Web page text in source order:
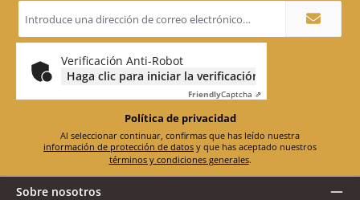
de
correo
electrónico
Verificación Anti-Robot
Haga clic para iniciar la verificación
FriendlyCaptcha ⇗
Política de privacidad
información de protección de datos
términos y condiciones generales.
Sobre nosotros